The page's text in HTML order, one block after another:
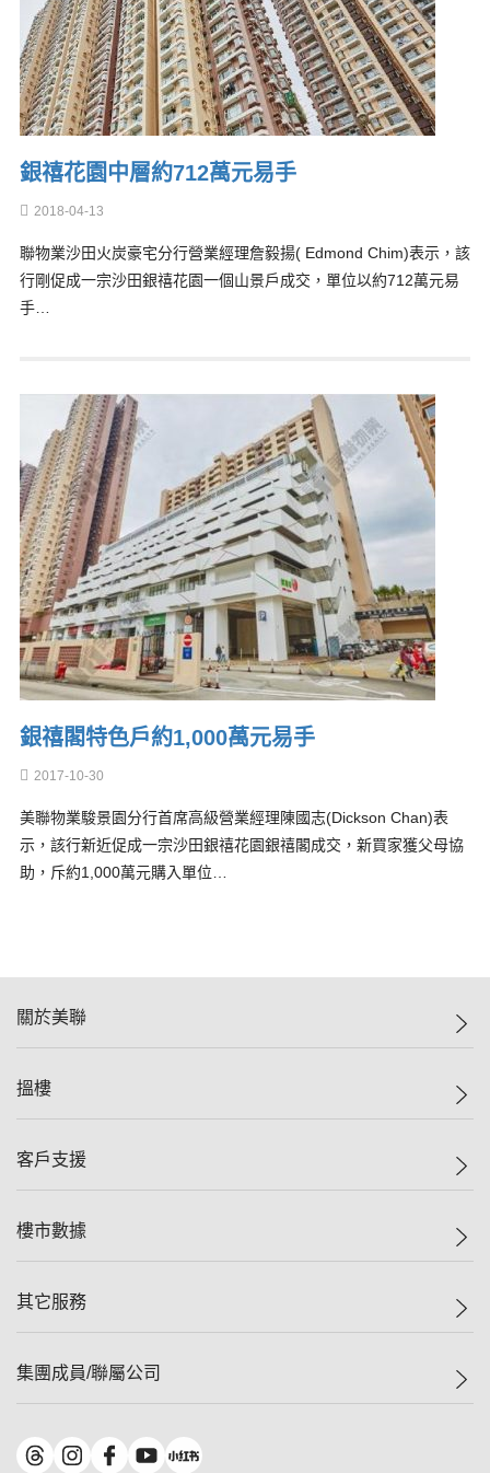
銀禧花園中層約712萬元易手
2018-04-13
聯物業沙田火炭豪宅分行營業經理詹毅揚( Edmond Chim)表示，該
行剛促成一宗沙田銀禧花園一個山景戶成交，單位以約712萬元易
手…
銀禧閣特色戶約1,000萬元易手
2017-10-30
美聯物業駿景園分行首席高級營業經理陳國志(Dickson Chan)表
示，該行新近促成一宗沙田銀禧花園銀禧閣成交，新買家獲父母協
助，斥約1,000萬元購入單位…
關於美聯
美聯集團
人才招募
搵樓
一手新盤
減價
美聯豪宅
獨家樓盤
租盤
客戶支援
自助放盤
查詢熱線
按揭計算機
負擔能力計算機
轉按計算機
繳款方式
樓市數據
樓價指數
歷史成交
屋苑成交排行榜
其它服務
屋苑專頁
美聯精英會
集團成員/聯屬公司
美聯物業
鋑聯控股*